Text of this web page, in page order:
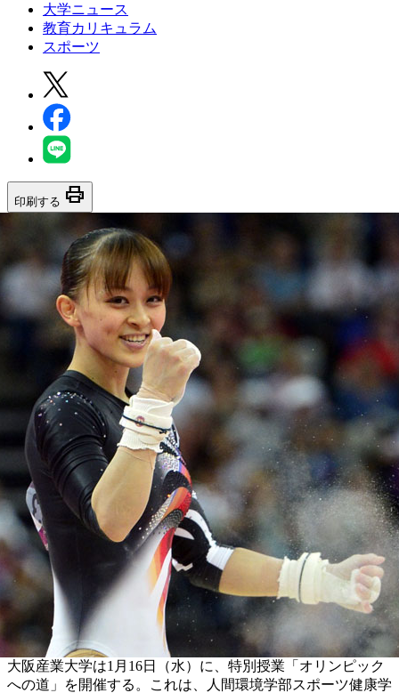
大学ニュース
教育カリキュラム
スポーツ
印刷する print
大阪産業大学は1月16日（水）に、特別授業「オリンピック
への道」を開催する。これは、人間環境学部スポーツ健康学